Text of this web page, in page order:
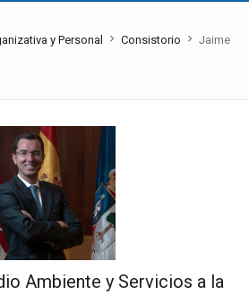
y Personal Consistorio
Jaime
Ambiente y Servicios a la